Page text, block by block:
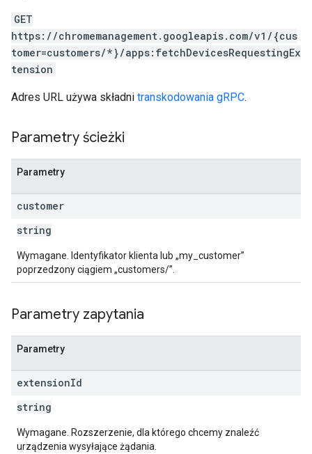
GET
https://chromemanagement.googleapis.com/v1/{cus
tomer=customers/*}/apps:fetchDevicesRequestingEx
tension
Adres URL używa składni transkodowania gRPC.
Parametry ścieżki
Parametry
customer
string
Wymagane. Identyfikator klienta lub „my_customer”
poprzedzony ciągiem „customers/”.
Parametry zapytania
Parametry
extensionId
string
Wymagane. Rozszerzenie, dla którego chcemy znaleźć
urządzenia wysyłające żądania.